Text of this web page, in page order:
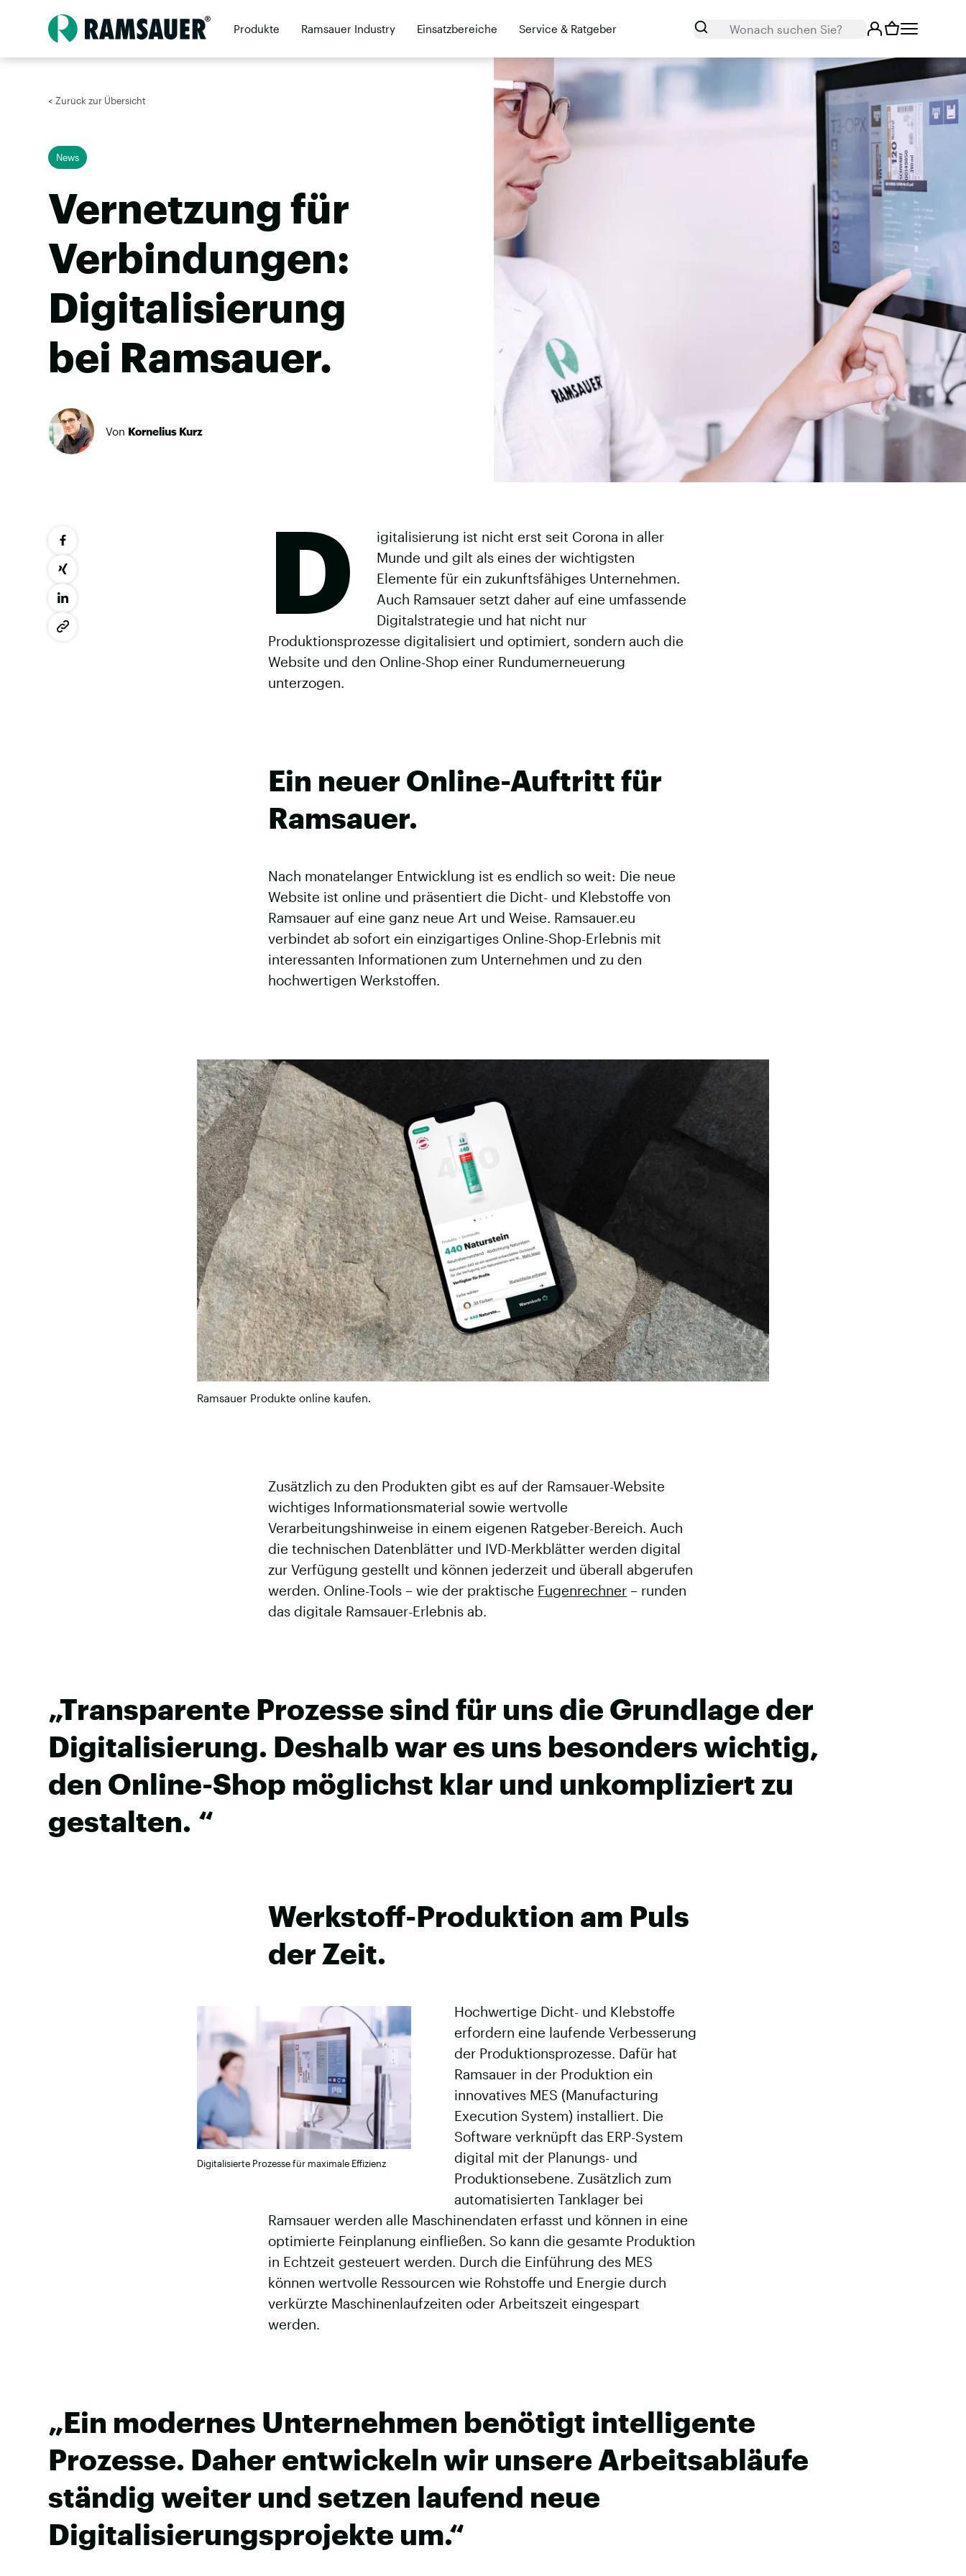
Produkte Ramsauer Industry Einsatzbereiche Service & Ratgeber SuchenWonach suchen Sie?
< Zurück zur Übersicht
News
Vernetzung für
Verbindungen:
Digitalisierung
bei Ramsauer.
Von Kornelius Kurz
D
igitalisierung ist nicht erst seit Corona in aller
Munde und gilt als eines der wichtigsten
Elemente für ein zukunftsfähiges Unternehmen.
Auch Ramsauer setzt daher auf eine umfassende
Digitalstrategie und hat nicht nur
Produktionsprozesse digitalisiert und optimiert, sondern auch die
Website und den Online-Shop einer Rundumerneuerung
unterzogen.
Ein neuer Online-Auftritt für
Ramsauer.
Nach monatelanger Entwicklung ist es endlich so weit: Die neue
Website ist online und präsentiert die Dicht- und Klebstoffe von
Ramsauer auf eine ganz neue Art und Weise. Ramsauer.eu
verbindet ab sofort ein einzigartiges Online-Shop-Erlebnis mit
interessanten Informationen zum Unternehmen und zu den
hochwertigen Werkstoffen.
Ramsauer Produkte online kaufen.
Zusätzlich zu den Produkten gibt es auf der Ramsauer-Website
wichtiges Informationsmaterial sowie wertvolle
Verarbeitungshinweise in einem eigenen Ratgeber-Bereich. Auch
die technischen Datenblätter und IVD-Merkblätter werden digital
zur Verfügung gestellt und können jederzeit und überall abgerufen
werden. Online-Tools – wie der praktische Fugenrechner – runden
das digitale Ramsauer-Erlebnis ab.
„Transparente Prozesse sind für uns die Grundlage der
Digitalisierung. Deshalb war es uns besonders wichtig,
den Online-Shop möglichst klar und unkompliziert zu
gestalten. “
Werkstoff-Produktion am Puls
der Zeit.
Digitalisierte Prozesse für maximale Effizienz
Hochwertige Dicht- und Klebstoffe
erfordern eine laufende Verbesserung
der Produktionsprozesse. Dafür hat
Ramsauer in der Produktion ein
innovatives MES (Manufacturing
Execution System) installiert. Die
Software verknüpft das ERP-System
digital mit der Planungs- und
Produktionsebene. Zusätzlich zum
automatisierten Tanklager bei
Ramsauer werden alle Maschinendaten erfasst und können in eine
optimierte Feinplanung einfließen. So kann die gesamte Produktion
in Echtzeit gesteuert werden. Durch die Einführung des MES
können wertvolle Ressourcen wie Rohstoffe und Energie durch
verkürzte Maschinenlaufzeiten oder Arbeitszeit eingespart
werden.
„Ein modernes Unternehmen benötigt intelligente
Prozesse. Daher entwickeln wir unsere Arbeitsabläufe
ständig weiter und setzen laufend neue
Digitalisierungsprojekte um.“